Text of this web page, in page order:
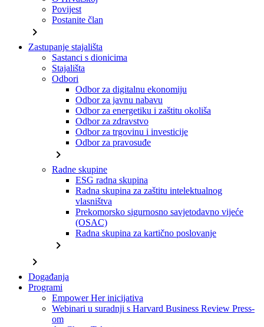
Povijest
Postanite član
chevron_right
Zastupanje stajališta
Sastanci s dionicima
Stajališta
Odbori
Odbor za digitalnu ekonomiju
Odbor za javnu nabavu
Odbor za energetiku i zaštitu okoliša
Odbor za zdravstvo
Odbor za trgovinu i investicije
Odbor za pravosuđe
chevron_right
Radne skupine
ESG radna skupina
Radna skupina za zaštitu intelektualnog
vlasništva
Prekomorsko sigurnosno savjetodavno vijeće
(OSAC)
Radna skupina za kartično poslovanje
chevron_right
chevron_right
Događanja
Programi
Empower Her inicijativa
Webinari u suradnji s Harvard Business Review Press-
om